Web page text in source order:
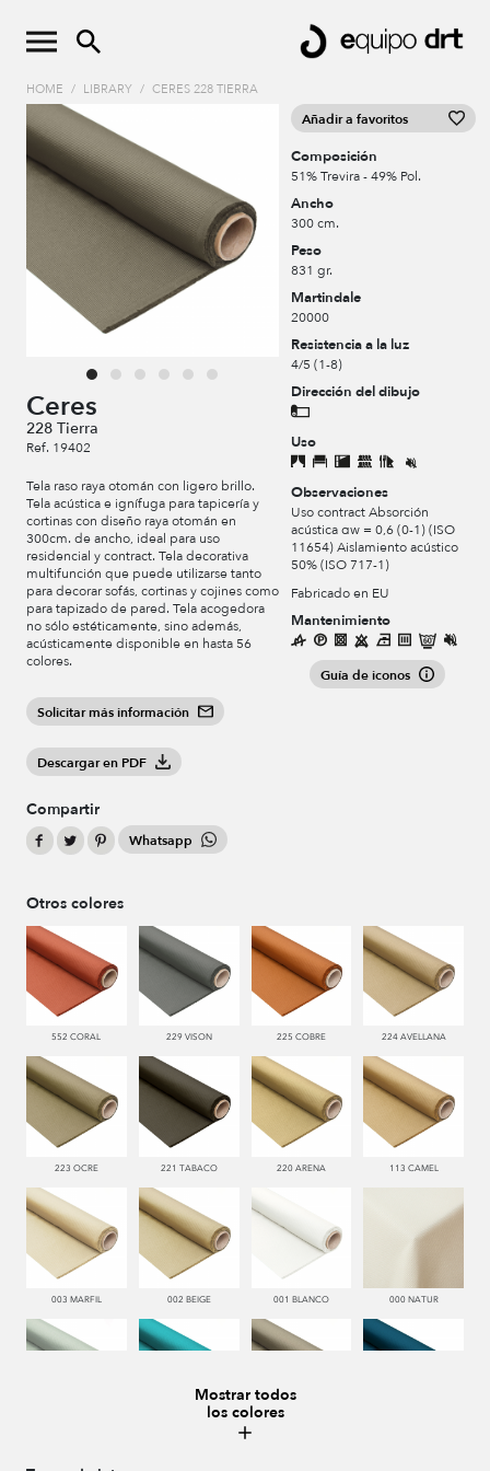
HOME / LIBRARY / CERES 228 TIERRA
Ceres
228 Tierra
Ref. 19402
Tela raso raya otomán con ligero brillo.
Tela acústica e ignífuga para tapicería y
cortinas con diseño raya otomán en
300cm. de ancho, ideal para uso
residencial y contract. Tela decorativa
multifunción que puede utilizarse tanto
para decorar sofás, cortinas y cojines como
para tapizado de pared. Tela acogedora
no sólo estéticamente, sino además,
acústicamente disponible en hasta 56
colores.
Solicitar más información
Descargar en PDF
Compartir
Whatsapp
Añadir a favoritos
Composición
51% Trevira - 49% Pol.
Ancho
300 cm.
Peso
831 gr.
Martindale
20000
Resistencia a la luz
4/5 (1-8)
Dirección del dibujo
Uso
Observaciones
Uso contract Absorción
acústica αw = 0,6 (0-1) (ISO
11654) Aislamiento acústico
50% (ISO 717-1)
Fabricado en EU
Mantenimiento
Guía de iconos
Otros colores
552 CORAL 229 VISON 225 COBRE 224 AVELLANA
223 OCRE 221 TABACO 220 ARENA 113 CAMEL
003 MARFIL 002 BEIGE 001 BLANCO 000 NATUR
Mostrar todos
los colores